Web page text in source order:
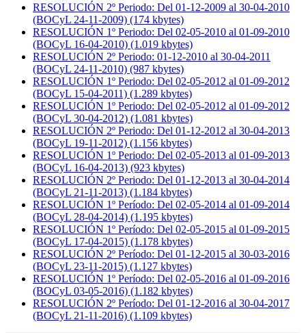
RESOLUCIÓN 2º Periodo: Del 01-12-2009 al 30-04-2010
(BOCyL 24-11-2009) (174 kbytes)
RESOLUCIÓN 1º Periodo: Del 02-05-2010 al 01-09-2010
(BOCyL 16-04-2010) (1.019 kbytes)
RESOLUCIÓN 2º Periodo: 01-12-2010 al 30-04-2011
(BOCyL 24-11-2010) (987 kbytes)
RESOLUCIÓN 1º Periodo: Del 02-05-2012 al 01-09-2012
(BOCyL 15-04-2011) (1.289 kbytes)
RESOLUCIÓN 1º Periodo: Del 02-05-2012 al 01-09-2012
(BOCyL 30-04-2012) (1.081 kbytes)
RESOLUCIÓN 2º Periodo: Del 01-12-2012 al 30-04-2013
(BOCyL 19-11-2012) (1.156 kbytes)
RESOLUCIÓN 1º Periodo: Del 02-05-2013 al 01-09-2013
(BOCyL 16-04-2013) (923 kbytes)
RESOLUCIÓN 2º Periodo: Del 01-12-2013 al 30-04-2014
(BOCyL 21-11-2013) (1.184 kbytes)
RESOLUCIÓN 1º Período: Del 02-05-2014 al 01-09-2014
(BOCyL 28-04-2014) (1.195 kbytes)
RESOLUCIÓN 1º Período: Del 02-05-2015 al 01-09-2015
(BOCyL 17-04-2015) (1.178 kbytes)
RESOLUCIÓN 2º Período: Del 01-12-2015 al 30-03-2016
(BOCyL 23-11-2015) (1.127 kbytes)
RESOLUCIÓN 1º Período: Del 02-05-2016 al 01-09-2016
(BOCyL 03-05-2016) (1.182 kbytes)
RESOLUCIÓN 2º Período: Del 01-12-2016 al 30-04-2017
(BOCyL 21-11-2016) (1.109 kbytes)